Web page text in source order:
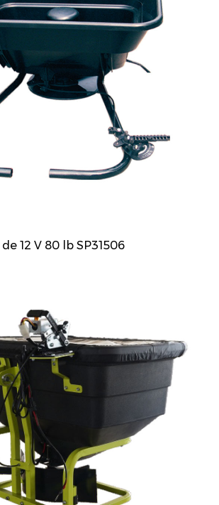
12 V 80 lb SP31506